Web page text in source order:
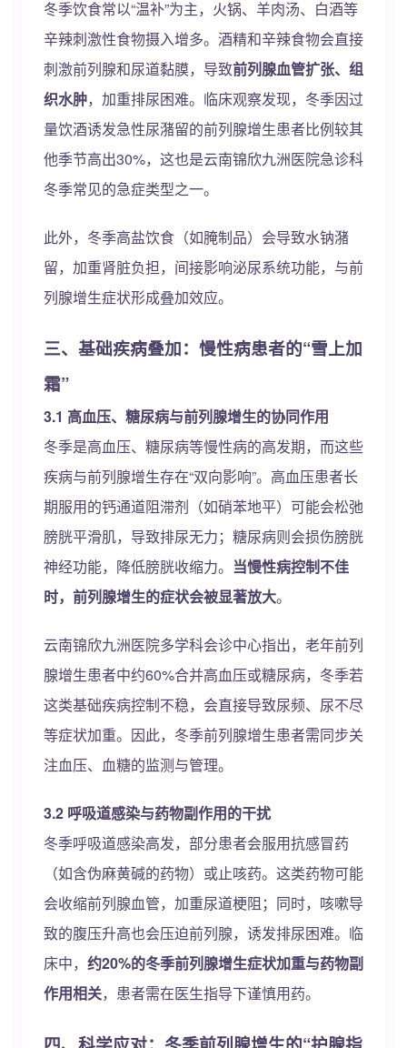
冬季饮食常以“温补”为主，火锅、羊肉汤、白酒等
辛辣刺激性食物摄入增多。酒精和辛辣食物会直接
刺激前列腺和尿道黏膜，导致前列腺血管扩张、组
织水肿，加重排尿困难。临床观察发现，冬季因过
量饮酒诱发急性尿潴留的前列腺增生患者比例较其
他季节高出30%，这也是云南锦欣九洲医院急诊科
冬季常见的急症类型之一。
此外，冬季高盐饮食（如腌制品）会导致水钠潴
留，加重肾脏负担，间接影响泌尿系统功能，与前
列腺增生症状形成叠加效应。
三、基础疾病叠加：慢性病患者的“雪上加
霜”
3.1 高血压、糖尿病与前列腺增生的协同作用
冬季是高血压、糖尿病等慢性病的高发期，而这些
疾病与前列腺增生存在“双向影响”。高血压患者长
期服用的钙通道阻滞剂（如硝苯地平）可能会松弛
膀胱平滑肌，导致排尿无力；糖尿病则会损伤膀胱
神经功能，降低膀胱收缩力。 当慢性病控制不佳
时，前列腺增生的症状会被显著放大。
云南锦欣九洲医院多学科会诊中心指出，老年前列
腺增生患者中约60%合并高血压或糖尿病，冬季若
这类基础疾病控制不稳，会直接导致尿频、尿不尽
等症状加重。因此，冬季前列腺增生患者需同步关
注血压、血糖的监测与管理。
3.2 呼吸道感染与药物副作用的干扰
冬季呼吸道感染高发，部分患者会服用抗感冒药
（如含伪麻黄碱的药物）或止咳药。这类药物可能
会收缩前列腺血管，加重尿道梗阻；同时，咳嗽导
致的腹压升高也会压迫前列腺，诱发排尿困难。临
床中， 约20%的冬季前列腺增生症状加重与药物副
作用相关，患者需在医生指导下谨慎用药。